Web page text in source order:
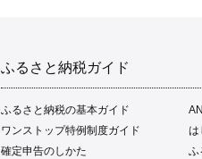
ふるさと納税ガイド
ふるさと納税の基本ガイド
ワンストップ特例制度ガイド
は
確定申告のしかた
ふ